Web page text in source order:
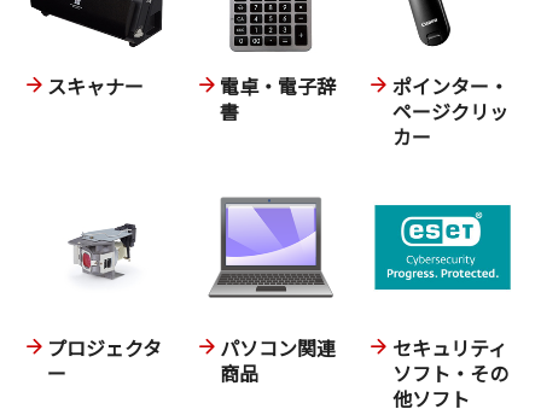
スキャナー
電卓・電子辞
書
ポインター・
ページクリッ
カー
プロジェクタ
ー
パソコン関連
商品
セキュリティ
ソフト・その
他ソフト